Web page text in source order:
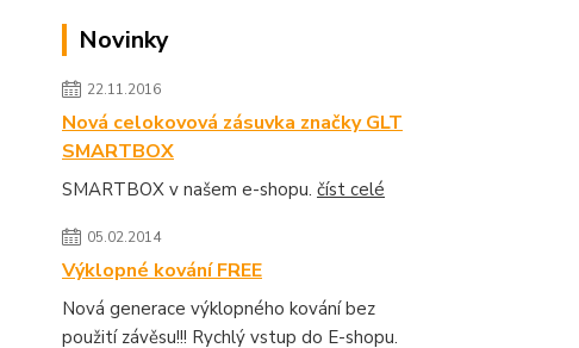
Novinky
22.11.2016
Nová celokovová zásuvka značky GLT
SMARTBOX
SMARTBOX v našem e-shopu. číst celé
05.02.2014
Výklopné kování FREE
Nová generace výklopného kování bez
použití závěsu!!! Rychlý vstup do E-shopu.